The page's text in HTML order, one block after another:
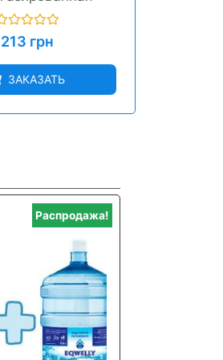
Оценка
213 грн
ЗАКАЗАТЬ
Распродажа!